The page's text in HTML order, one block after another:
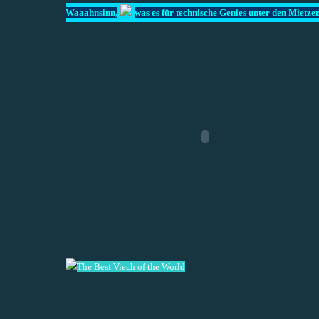
Waaahnsinn, was es für technische Genies unter den
The Best Viech of the World